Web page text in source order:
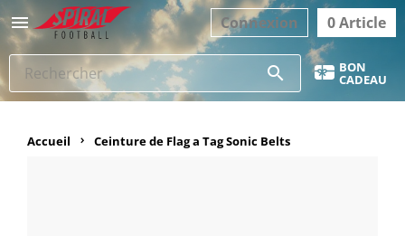
 0 Article
Connexion
search BON
CADEAU
Accueil Ceinture de Flag a Tag Sonic Belts